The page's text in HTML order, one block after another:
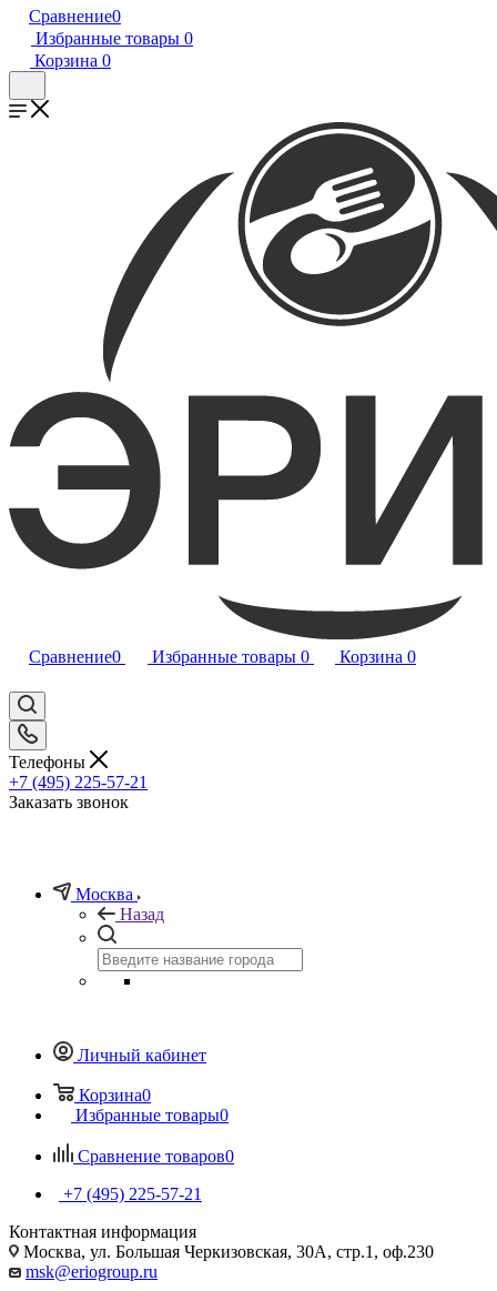
Сравнение0
Избранные товары 0
Корзина 0
Сравнение0 Избранные товары 0 Корзина 0
Телефоны
+7 (495) 225-57-21
Заказать звонок
Москва
Назад
Личный кабинет
Корзина0
Избранные товары0
Сравнение товаров0
+7 (495) 225-57-21
Контактная информация
Москва, ул. Большая Черкизовская, 30А, стр.1, оф.230
msk@eriogroup.ru